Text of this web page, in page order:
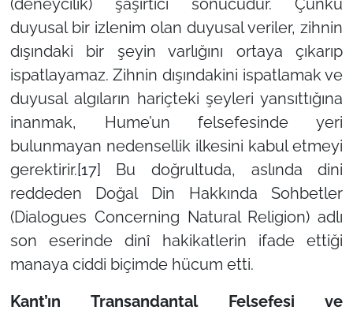
(deneycilik) şaşırtıcı sonucudur. Çünkü
duyusal bir izlenim olan duyusal veriler, zihnin
dışındaki bir şeyin varlığını ortaya çıkarıp
ispatlayamaz. Zihnin dışındakini ispatlamak ve
duyusal algıların hariçteki şeyleri yansıttığına
inanmak, Hume’un felsefesinde yeri
bulunmayan nedensellik ilkesini kabul etmeyi
gerektirir.[17] Bu doğrultuda, aslında dini
reddeden Doğal Din Hakkında Sohbetler
(Dialogues Concerning Natural Religion) adlı
son eserinde dinî hakikatlerin ifade ettiği
manaya ciddi biçimde hücum etti.
Kant’ın Transandantal Felsefesi ve